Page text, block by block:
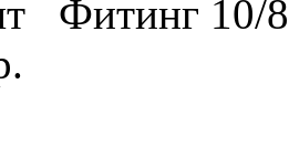
Фитинг 10/